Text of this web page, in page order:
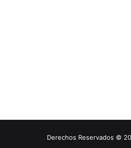
Derechos Reservados ©